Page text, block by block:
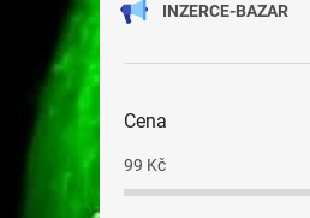
INZERCE-BAZAR
Cena
99 Kč